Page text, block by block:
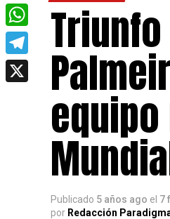
Publicado 5 años ago el 7
por Redacción
Facebook
WhatsApp
Telegram